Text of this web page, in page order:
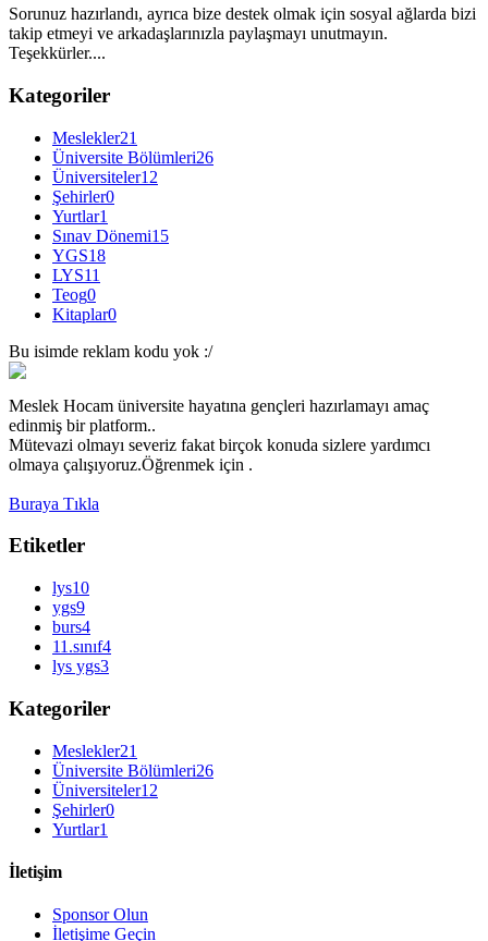
Sorunuz hazırlandı, ayrıca bize destek olmak için sosyal ağlarda bizi
takip etmeyi ve arkadaşlarınızla paylaşmayı unutmayın.
Teşekkürler....
Kategoriler
Meslekler21
Üniversite Bölümleri26
Üniversiteler12
Şehirler0
Yurtlar1
Sınav Dönemi15
YGS18
LYS11
Teog0
Kitaplar0
Bu isimde reklam kodu yok :/
Meslek Hocam üniversite hayatına gençleri hazırlamayı amaç
edinmiş bir platform..
Mütevazi olmayı severiz fakat birçok konuda sizlere yardımcı
olmaya çalışıyoruz.Öğrenmek için .
Buraya Tıkla
Etiketler
lys10
ygs9
burs4
11.sınıf4
lys ygs3
Kategoriler
Meslekler21
Üniversite Bölümleri26
Üniversiteler12
Şehirler0
Yurtlar1
İletişim
Sponsor Olun
İletişime Geçin